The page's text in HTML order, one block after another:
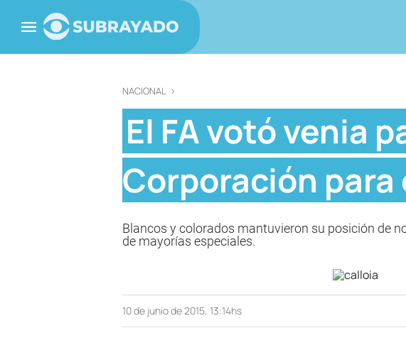
NACIONAL >
El FA votó venia
Corporación
Blancos y colorados mantuvieron su posición de
de mayorías especiales.
10 de junio de 2015, 13:14hs